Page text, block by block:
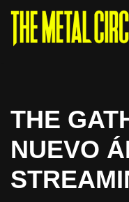
Saltar
THE
NUEVO